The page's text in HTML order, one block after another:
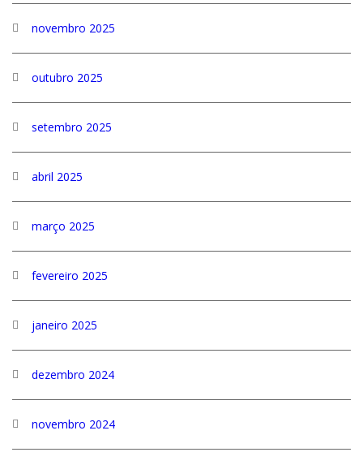
novembro 2025
outubro 2025
setembro 2025
abril 2025
março 2025
fevereiro 2025
janeiro 2025
dezembro 2024
novembro 2024